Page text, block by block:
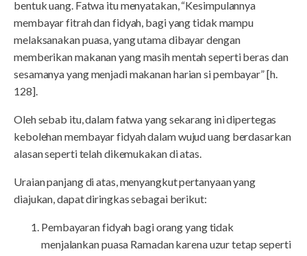
bentuk uang. Fatwa itu menyatakan, “Kesimpulannya
membayar fitrah dan fidyah, bagi yang tidak mampu
melaksanakan puasa, yang utama dibayar dengan
memberikan makanan yang masih mentah seperti beras dan
sesamanya yang menjadi makanan harian si pembayar” [h.
128].
Oleh sebab itu, dalam fatwa yang sekarang ini dipertegas
kebolehan membayar fidyah dalam wujud uang berdasarkan
alasan seperti telah dikemukakan di atas.
Uraian panjang di atas, menyangkut pertanyaan yang
diajukan, dapat diringkas sebagai berikut:
Pembayaran fidyah bagi orang yang tidak
menjalankan puasa Ramadan karena uzur tetap seperti